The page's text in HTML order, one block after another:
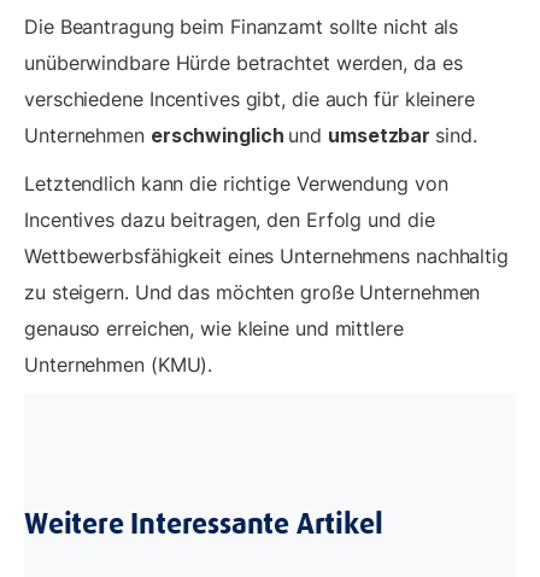
Die Beantragung beim Finanzamt sollte nicht als
unüberwindbare Hürde betrachtet werden, da es
verschiedene Incentives gibt, die auch für kleinere
Unternehmen erschwinglich und umsetzbar sind.
Letztendlich kann die richtige Verwendung von
Incentives dazu beitragen, den Erfolg und die
Wettbewerbsfähigkeit eines Unternehmens nachhaltig
zu steigern. Und das möchten große Unternehmen
genauso erreichen, wie kleine und mittlere
Unternehmen (KMU).
Weitere Interessante Artikel